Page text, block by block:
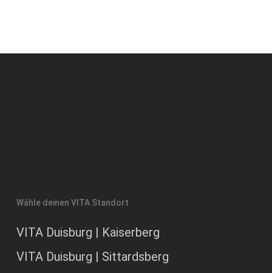
Wähle deinen VITA Standort
VITA Duisburg | Kaiserberg
VITA Duisburg | Sittardsberg